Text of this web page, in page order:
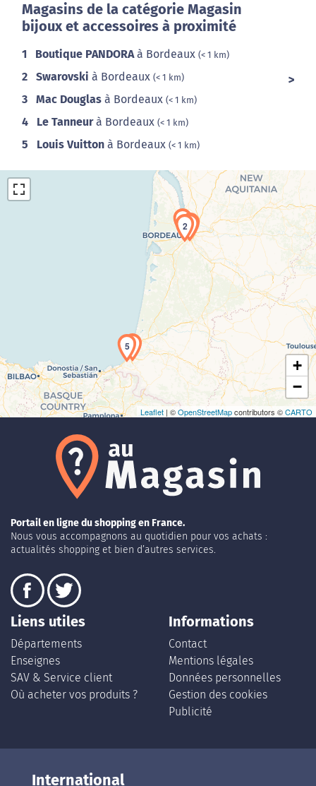
Magasins de la catégorie Magasin
bijoux et accessoires à proximité
1 Boutique PANDORAà Bordeaux (< 1 km)
2 Swarovski à Bordeaux (< 1 km)
3 Mac Douglas à Bordeaux (< 1 km)
4 Le Tanneurà Bordeaux (< 1 km)
5 Louis Vuitton à Bordeaux (< 1 km)
Chargement de la carte en cours...
1
2
3
4
5
+
−
Leaflet | ©OpenStreetMapcontributors ©CARTO
Portail en ligne du shopping en France.
Nous vous accompagnons au quotidien pour vos achats :
actualités shopping et bien d’autres services.
Liens utiles
Départements
Enseignes
SAV & Service client
Où acheter vos produits ?
Informations
Contact
Mentions légales
Données personnelles
Gestion des cookies
Publicité
International